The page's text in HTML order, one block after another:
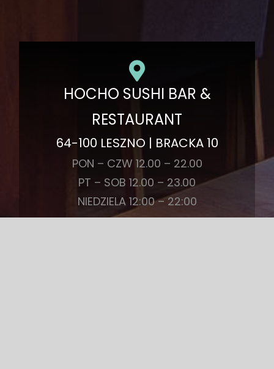
HOCHO SUSHI BAR &
RESTAURANT
64-100 LESZNO | BRACKA 10
PON – CZW 12.00 – 22.00
PT – SOB 12.00 – 23.00
NIEDZIELA 12:00 – 22:00